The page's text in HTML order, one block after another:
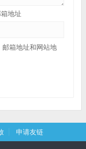
地址
箱地址和网站地
申请友链